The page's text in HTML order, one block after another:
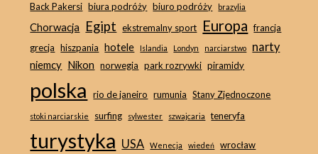
Back Pakersi biura podróży biuro podróży brazylia
Chorwacja Egipt ekstremalny sport Europa francja
grecja hiszpania hotele Islandia Londyn narciarstwo narty
niemcy Nikon norwegia park rozrywki piramidy
polska rio de janeiro rumunia Stany Zjednoczone
stoki narciarskie surfing sylwester szwajcaria teneryfa
turystyka USA Wenecja wiedeń
wrocław